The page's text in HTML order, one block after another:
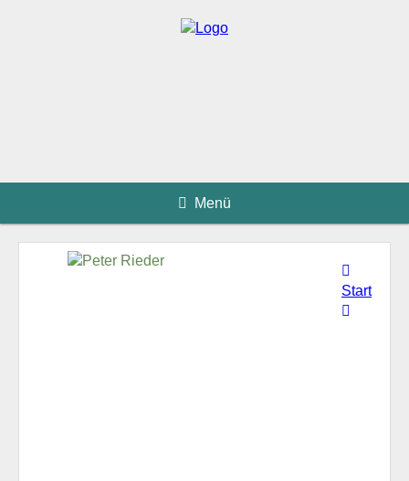
Menü
Start